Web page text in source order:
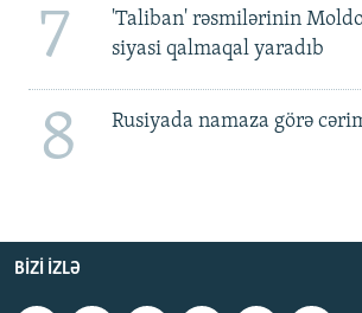
7
'Taliban' rəsmilərinin
siyasi qalmaqal yaradıb
8 Rusiyada namaza görə
BIZI IZLƏ